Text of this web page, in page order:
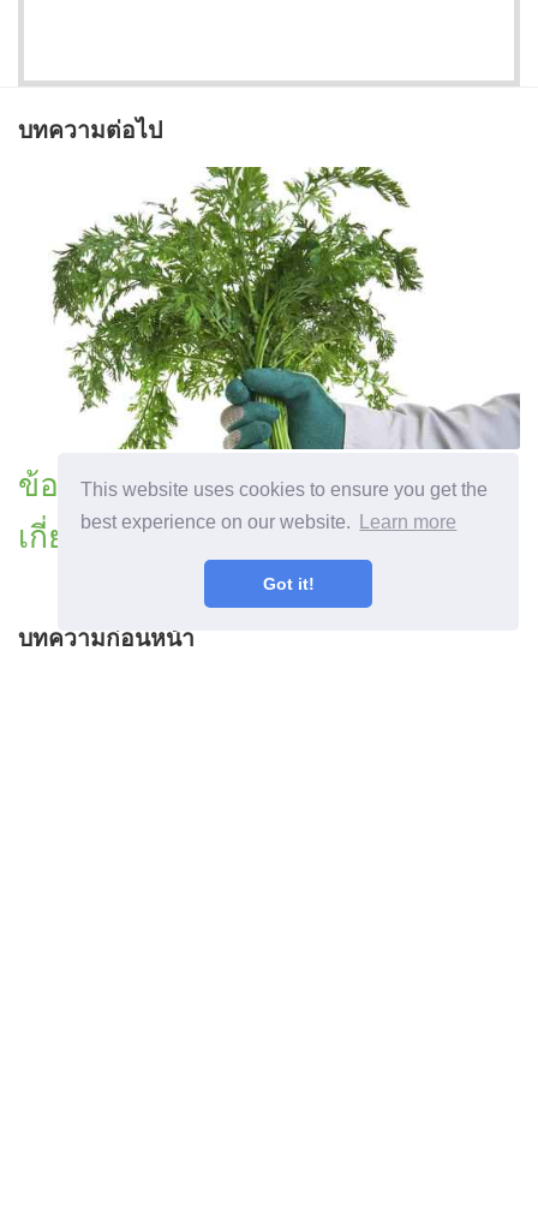
This website uses cookies to ensure you get the
best experience on our website.
Learn more
Got it!
บทความต่อไป
ข้อมูลความเป็นพิษต่อพืชคืออะไร
เกี่ยวกับความเป็นพิษต่อพืชในพืช
บทความก่อนหน้า